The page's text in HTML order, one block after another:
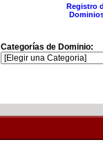
Registro
Categorías de Dominio: